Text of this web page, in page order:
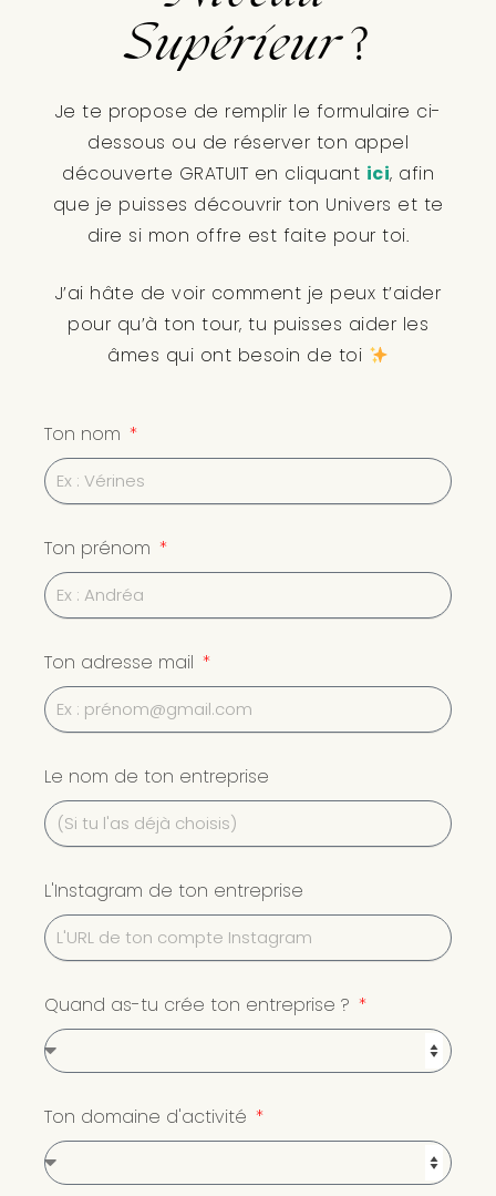
Supérieur?
Je te propose de remplir le formulaire ci-
dessous ou de réserver ton appel
découverte GRATUIT en cliquant ici, afin
que je puisses découvrir ton Univers et te
dire si mon offre est faite pour toi.
J’ai hâte de voir comment je peux t’aider
pour qu’à ton tour, tu puisses aider les
âmes qui ont besoin de toi
Ton nom
Ton prénom
Ton adresse mail
Le nom de ton entreprise
L'Instagram de ton entreprise
Quand as-tu crée ton entreprise ?
Ton domaine d'activité